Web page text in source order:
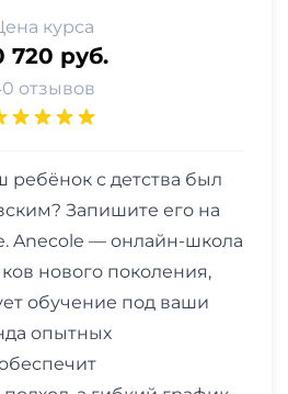
курса
720 руб.
отзывов
ребёнок с детства был
Запишите его на
Anecole — онлайн-школа
нового поколения,
обучение под ваши
опытных